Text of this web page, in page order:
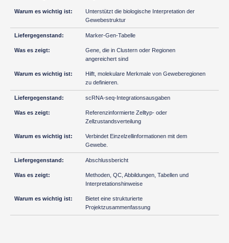
Unterstützt die biologische Interpretation der
Gewebestruktur
Marker-Gen-Tabelle
Gene, die in Clustern oder Regionen
angereichert sind
Hilft, molekulare Merkmale von Geweberegionen
zu definieren.
scRNA-seq-Integrationsausgaben
Referenzinformierte Zelltyp- oder
Zellzustandsverteilung
Verbindet Einzelzellinformationen mit dem
Gewebe.
Abschlussbericht
Methoden, QC, Abbildungen, Tabellen und
Interpretationshinweise
Bietet eine strukturierte
Projektzusammenfassung